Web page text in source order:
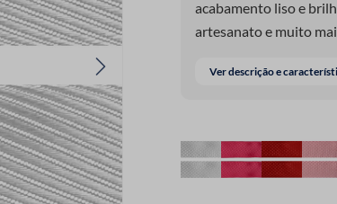
acabamento liso e
artesanato e muito
pode usá-la para
Ver descrição e